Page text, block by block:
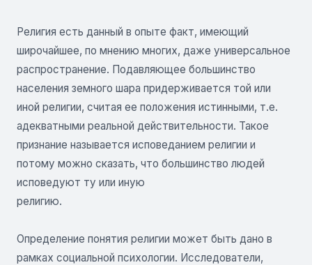
Религия есть данный в опыте факт, имеющий
широчайшее, по мнению многих, даже универсальное
распространение. Подавляющее большинство
населения земного шара придерживается той или
иной религии, считая ее положения истинными, т.е.
адекватными реальной действительности. Такое
признание называется исповеданием религии и
потому можно сказать, что большинство людей
исповедуют ту или иную
религию.
Определение понятия религии может быть дано в
рамках социальной психологии. Исследователи,